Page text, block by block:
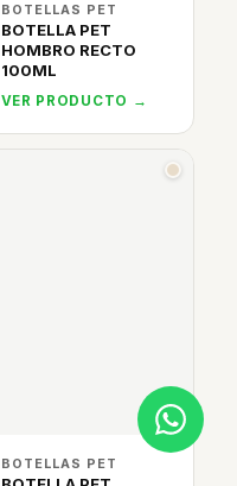
BOTELLAS PET
BOTELLA PET
HOMBRO RECTO
100ML
VER PRODUCTO →
BOTELLAS PET